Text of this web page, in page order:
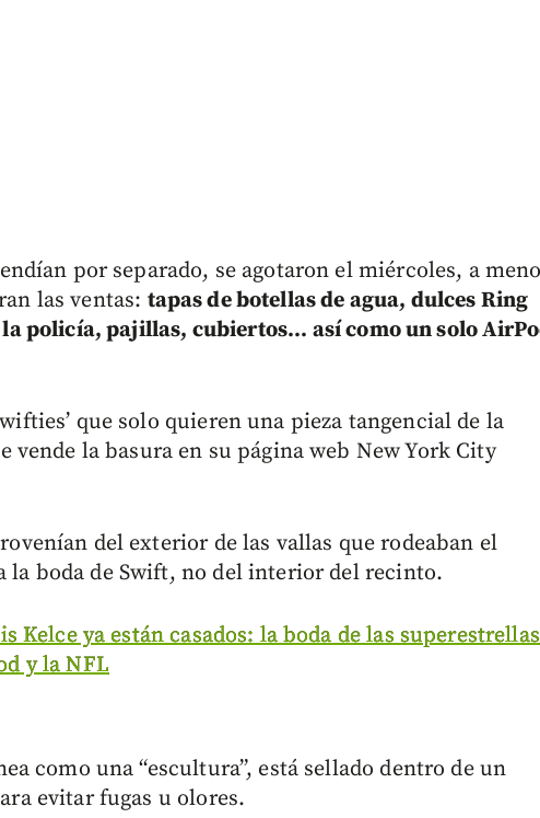
por separado, se agotaron el miércoles, a
las ventas: tapas de botellas de agua, dulces Ring
policía, pajillas, cubiertos... así como un solo
que solo quieren una pieza tangencial de la
vende la basura en su página web New York City
del exterior de las vallas que rodeaban el
la boda de Swift, no del interior del recinto.
Kelce ya están casados: la boda de las superestrellas
y la NFL
como una “escultura”, está sellado dentro de un
evitar fugas u olores.